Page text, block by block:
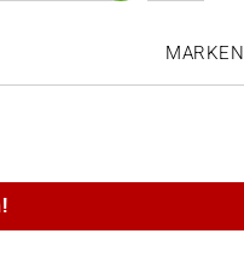
MARKEN